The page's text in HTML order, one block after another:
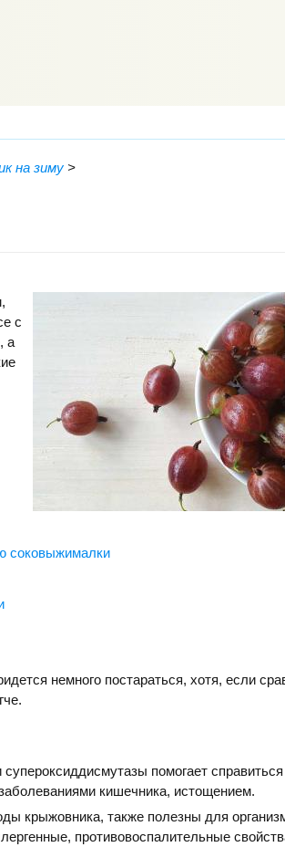
на зиму >
с
а
соковыжималки
немного постараться, хотя, если
помогает
кишечника, истощением.
крыжовника, также полезны для
противовоспалительные